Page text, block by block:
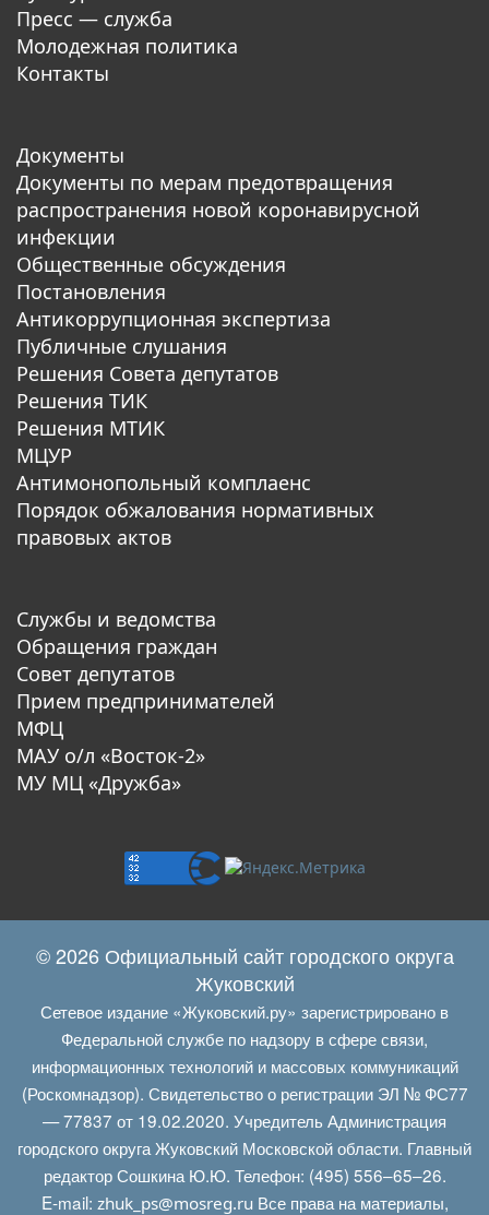
Пресс — служба
Молодежная политика
Контакты
Документы
Документы по мерам предотвращения
распространения новой коронавирусной
инфекции
Общественные обсуждения
Постановления
Антикоррупционная экспертиза
Публичные слушания
Решения Совета депутатов
Решения ТИК
Решения МТИК
МЦУР
Антимонопольный комплаенс
Порядок обжалования нормативных
правовых актов
Службы и ведомства
Обращения граждан
Совет депутатов
Прием предпринимателей
МФЦ
МАУ о/л «Восток-2»
МУ МЦ «Дружба»
© 2026 Официальный сайт городского округа
Жуковский
Сетевое издание «Жуковский.ру» зарегистрировано в
Федеральной службе по надзору в сфере связи,
информационных технологий и массовых коммуникаций
(Роскомнадзор). Свидетельство о регистрации ЭЛ № ФС77
— 77837 от 19.02.2020. Учредитель Администрация
городского округа Жуковский Московской области. Главный
редактор Сошкина Ю.Ю. Телефон: (495) 556–65–26.
E‑mail: zhuk_ps@mosreg.ruВсе права на материалы,